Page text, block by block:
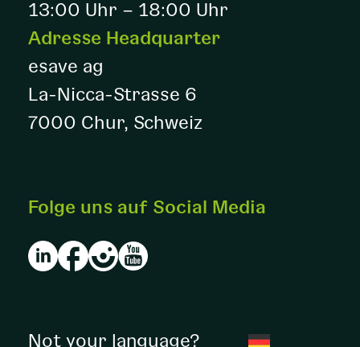
13:00 Uhr – 18:00 Uhr
Adresse Headquarter
esave ag
La-Nicca-Strasse 6
7000 Chur, Schweiz
Folge uns auf Social Media
Not your language?